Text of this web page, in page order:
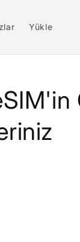
Yükle